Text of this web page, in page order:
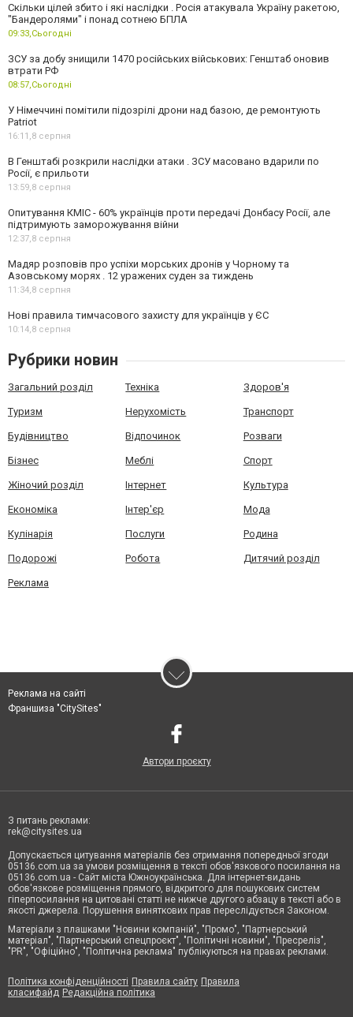
Скільки цілей збито і які наслідки . Росія атакувала Україну ракетою,
"Бандеролями" і понад сотнею БПЛА
09:33,Сьогодні
ЗСУ за добу знищили 1470 російських військових: Генштаб оновив
втрати РФ
08:57,Сьогодні
У Німеччині помітили підозрілі дрони над базою, де ремонтують
Patriot
16:11,8 серпня
В Генштабі розкрили наслідки атаки . ЗСУ масовано вдарили по
Росії, є прильоти
13:59,8 серпня
Опитування КМІС - 60% українців проти передачі Донбасу Росії, але
підтримують заморожування війни
12:37,8 серпня
Мадяр розповів про успіхи морських дронів у Чорному та
Азовському морях . 12 уражених суден за тиждень
11:34,8 серпня
Нові правила тимчасового захисту для українців у ЄС
10:14,8 серпня
Рубрики новин
Загальний розділ Техніка Здоров'я
Туризм Нерухомість Транспорт
Будівництво Відпочинок Розваги
Бізнес Меблі Спорт
Жіночий розділ Інтернет Культура
Економіка Інтер'єр Мода
Кулінарія Послуги Родина
Подорожі Робота Дитячий розділ
Реклама
Реклама на сайті
Франшиза "CitySites"
Автори проєкту
З питань реклами:
rek@citysites.ua
Допускається цитування матеріалів без отримання попередньої згоди
05136.com.ua за умови розміщення в тексті обов'язкового посилання на
05136.com.ua - Сайт міста Южноукраїнська. Для інтернет-видань
обов'язкове розміщення прямого, відкритого для пошукових систем
гіперпосилання на цитовані статті не нижче другого абзацу в тексті або в
якості джерела. Порушення виняткових прав переслідується Законом.
Матеріали з плашками "Новини компаній", "Промо", "Партнерський
матеріал", "Партнерський спецпроєкт", "Політичні новини", "Пресреліз",
"PR", "Офіційно", "Політична реклама" публікуються на правах реклами.
Політика конфіденційності Правила сайту Правила
класифайд Редакційна політика